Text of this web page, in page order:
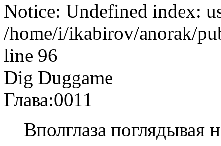
Notice: Undefined index:
/home/i/ikabirov/anorak/
line 96
Dig Duggame
Глава:0011
Вполглаза поглядывая